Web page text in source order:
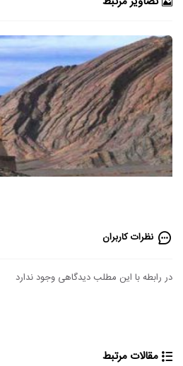
نظرات کاربران
در رابطه با این مطلب دیدگاهی وجود ندارد
مقالات مرتبط